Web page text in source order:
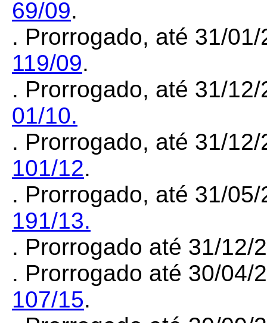
69/09.
. Prorrogado, até 31/
119/09.
. Prorrogado, até 31/
01/10.
. Prorrogado, até 31/
101/12.
. Prorrogado, até 31/
191/13.
. Prorrogado até 31/
. Prorrogado até 30/04/
107/15.